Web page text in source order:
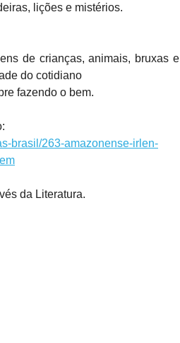
lições e mistérios.
de crianças, animais, bruxas e
do cotidiano
fazendo o bem.
brasil/263-amazonense-irlen-
da Literatura.